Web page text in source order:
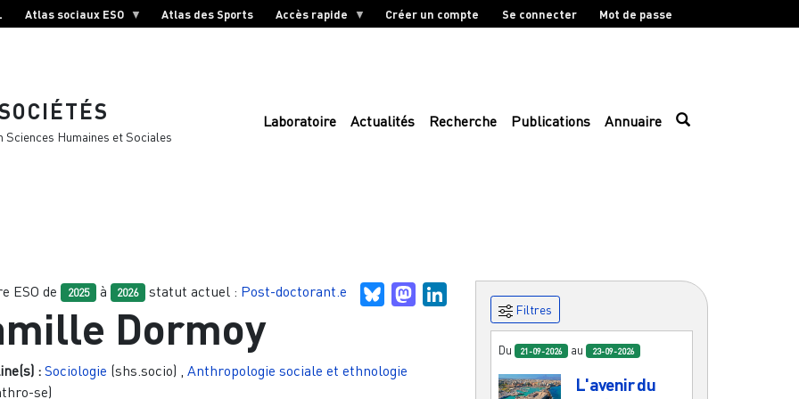
Atlas sociaux ESO Atlas des Sports Accès rapide Créer un compte Se connecter Mot de passe
Humaines et Sociales
Laboratoire Actualités Recherche Publications Annuaire
BlueskyMastodonLinkedIn
ESO de 2025 à 2026 statut actuel : Post-doctorant.e
Dormoy
: Sociologie (shs.socio)
Anthropologie sociale et ethnologie
se)
Filtres
Du 21-09-2026 au 23-09-2026
L'avenir du